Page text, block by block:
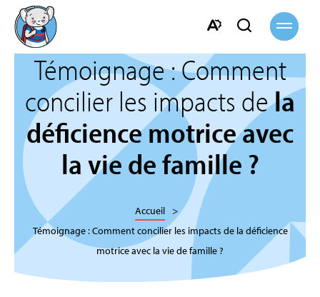
la
barre
d'accessibilité.
Ouvrir
barre
de
recherche
Ouvrir
la
Témoignage : Comment
concilier les impacts dela
déficience motrice avec
la vie de famille ?
Accueil
Témoignage : Comment concilier les impacts de la déficience
motrice avec la vie de famille ?